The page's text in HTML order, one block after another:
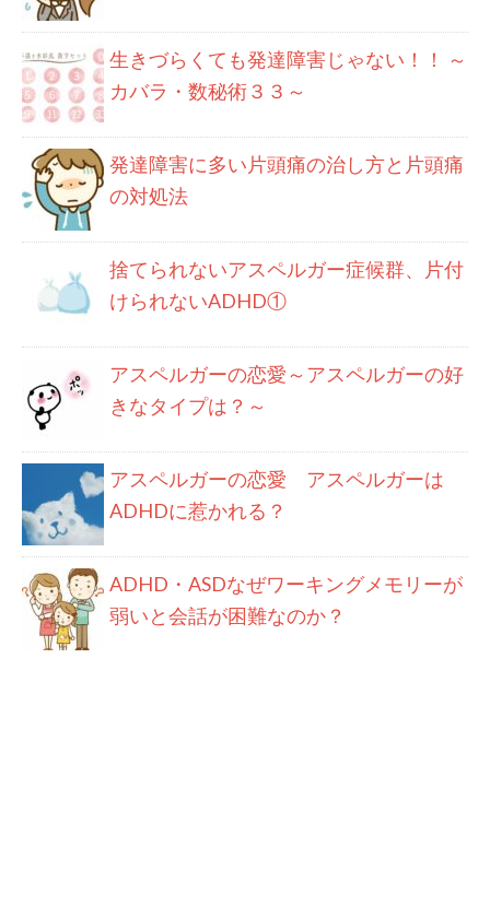
生きづらくても発達障害じゃない！！ ～
カバラ・数秘術３３～
発達障害に多い片頭痛の治し方と片頭痛
の対処法
捨てられないアスペルガー症候群、片付
けられないADHD①
アスペルガーの恋愛～アスペルガーの好
きなタイプは？～
アスペルガーの恋愛 アスペルガーは
ADHDに惹かれる？
ADHD・ASDなぜワーキングメモリーが
弱いと会話が困難なのか？